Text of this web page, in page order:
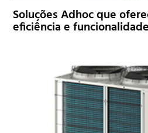
Soluções Adhoc que
eficiência e funcionalidade